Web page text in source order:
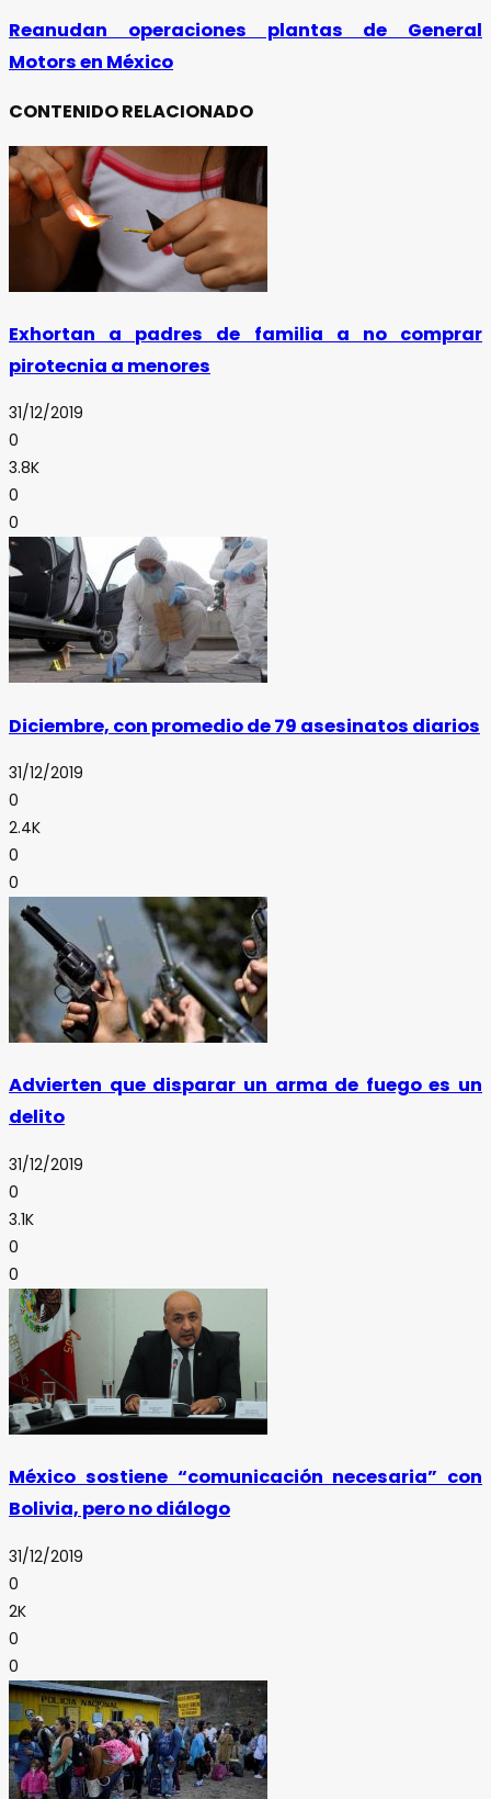
Reanudan operaciones plantas de General
Motors en México
CONTENIDO RELACIONADO
Exhortan a padres de familia a no comprar
pirotecnia a menores
31/12/2019
0
3.8K
0
0
Diciembre, con promedio de 79 asesinatos diarios
31/12/2019
0
2.4K
0
0
Advierten que disparar un arma de fuego es un
delito
31/12/2019
0
3.1K
0
0
México sostiene “comunicación necesaria” con
Bolivia, pero no diálogo
31/12/2019
0
2K
0
0